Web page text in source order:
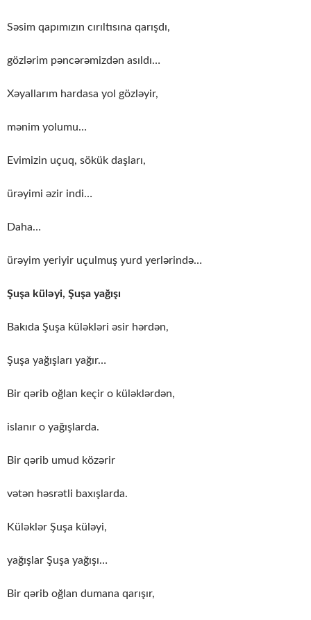
Səsim qapımızın cırıltısına qarışdı,
gözlərim pəncərəmizdən asıldı…
Xəyallarım hardasa yol gözləyir,
mənim yolumu…
Evimizin uçuq, sökük daşları,
ürəyimi əzir indi…
Daha…
ürəyim yeriyir uçulmuş yurd yerlərində…
Şuşa küləyi, Şuşa yağışı
Bakıda Şuşa küləkləri əsir hərdən,
Şuşa yağışları yağır…
Bir qərib oğlan keçir o küləklərdən,
islanır o yağışlarda.
Bir qərib umud közərir
vətən həsrətli baxışlarda.
Küləklər Şuşa küləyi,
yağışlar Şuşa yağışı…
Bir qərib oğlan dumana qarışır,